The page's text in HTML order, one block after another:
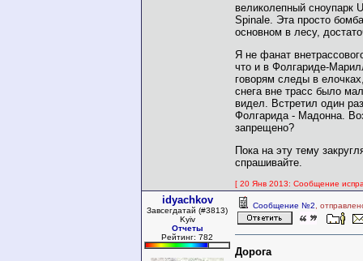
великолепный сноупарк
Spinale. Эта просто
основном в лесу,
Я не фанат
что и в Фолгариде-
говорям следы в
снега вне трасс было
видел. Встретил один
Фолгарида - Мадонна.
запрещено?
Пока на эту тему
спрашивайте.
[ 20 Янв 2013: Сообщение
idyachkov
Завсегдатай (#3813)
Kyiv
Отчеты
Рейтинг: 782
Сообщение №2 ,
Дорога